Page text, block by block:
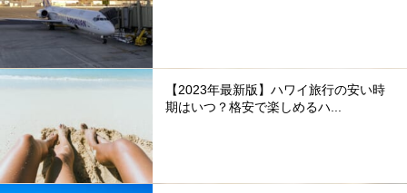
【2023年最新版】ハワイ旅行の安い時
期はいつ？格安で楽しめるハ...